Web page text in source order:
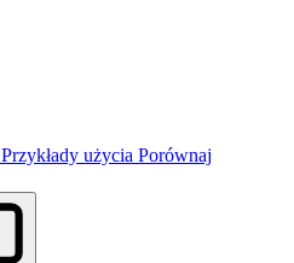
Przykłady użycia Porównaj